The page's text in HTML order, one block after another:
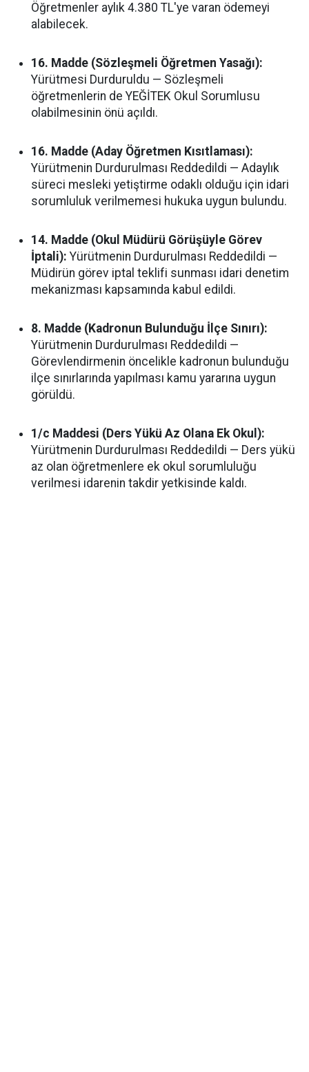
Öğretmenler aylık 4.380 TL'ye varan ödemeyi
alabilecek.
16. Madde (Sözleşmeli Öğretmen Yasağı):
Yürütmesi Durduruldu — Sözleşmeli
öğretmenlerin de YEĞİTEK Okul Sorumlusu
olabilmesinin önü açıldı.
16. Madde (Aday Öğretmen Kısıtlaması):
Yürütmenin Durdurulması Reddedildi — Adaylık
süreci mesleki yetiştirme odaklı olduğu için idari
sorumluluk verilmemesi hukuka uygun bulundu.
14. Madde (Okul Müdürü Görüşüyle Görev
İptali): Yürütmenin Durdurulması Reddedildi —
Müdirün görev iptal teklifi sunması idari denetim
mekanizması kapsamında kabul edildi.
8. Madde (Kadronun Bulunduğu İlçe Sınırı):
Yürütmenin Durdurulması Reddedildi —
Görevlendirmenin öncelikle kadronun bulunduğu
ilçe sınırlarında yapılması kamu yararına uygun
görüldü.
1/c Maddesi (Ders Yükü Az Olana Ek Okul):
Yürütmenin Durdurulması Reddedildi — Ders yükü
az olan öğretmenlere ek okul sorumluluğu
verilmesi idarenin takdir yetkisinde kaldı.